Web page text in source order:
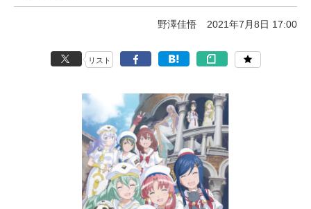
野澤佳悟 2021年7月8日 17:00
リスト